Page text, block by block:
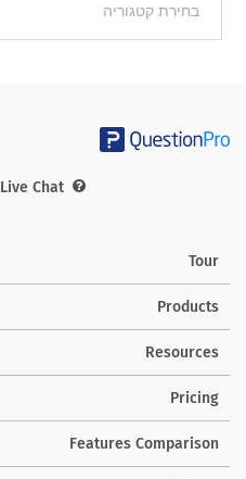
categories
Live Chat
Tour
Products
Resources
Pricing
Features Comparison